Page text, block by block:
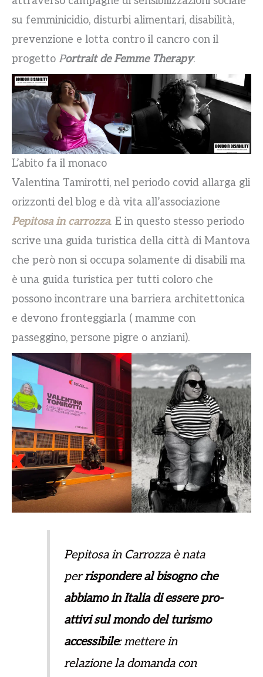
su femminicidio, disturbi alimentari, disabilità,
prevenzione e lotta contro il cancro con il
progetto Portrait de Femme Therapy.
L’abito fa il monaco
Valentina Tamirotti, nel periodo covid allarga gli
orizzonti del blog e dà vita all’associazione
Pepitosa in carrozza. E in questo stesso periodo
scrive una guida turistica della città di Mantova
che però non si occupa solamente di disabili ma
è una guida turistica per tutti coloro che
possono incontrare una barriera architettonica
e devono fronteggiarla ( mamme con
passeggino, persone pigre o anziani).
Pepitosa in Carrozza è nata
perrispondere al bisogno che
abbiamo in Italia di essere pro-
attivi sul mondo del turismo
accessibile: mettere in
relazione la domanda con